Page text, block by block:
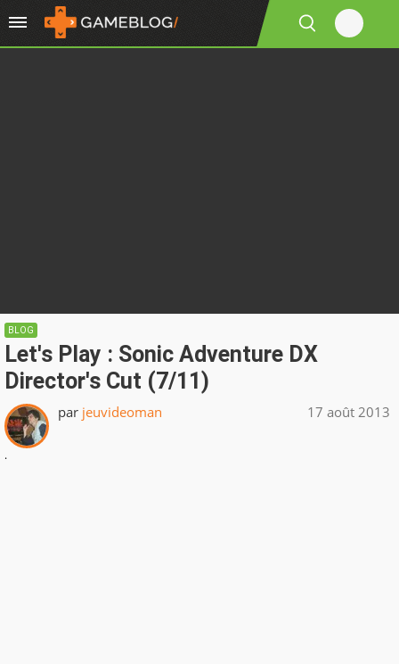
BLOG
Let's Play : Sonic Adventure DX
Director's Cut (7/11)
par jeuvideoman 17 août 2013
.